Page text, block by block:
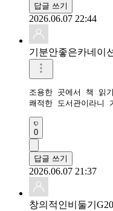
답글 쓰기
2026.06.07 22:44
기분안좋은카네이
조용한 곳에서 책 읽
쾌적한 도서관이라니
0
답글 쓰기
2026.06.07 21:37
창의적인비둘기